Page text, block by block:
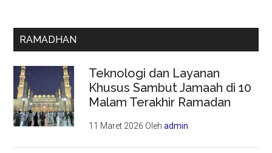
RAMADHAN
Teknologi dan Layanan
Khusus Sambut Jamaah di 10
Malam Terakhir Ramadan
11 Maret 2026 Olehadmin